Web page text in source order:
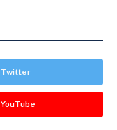
Twitter
YouTube